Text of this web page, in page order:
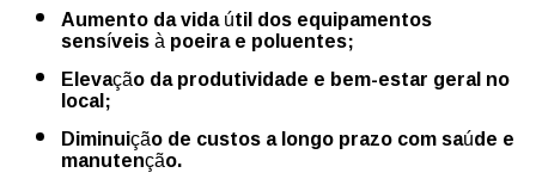
Aumento da vida útil dos equipamentos
sensíveis à poeira e poluentes;
Elevação da produtividade e bem-estar geral no
local;
Diminuição de custos a longo prazo com saúde e
manutenção.